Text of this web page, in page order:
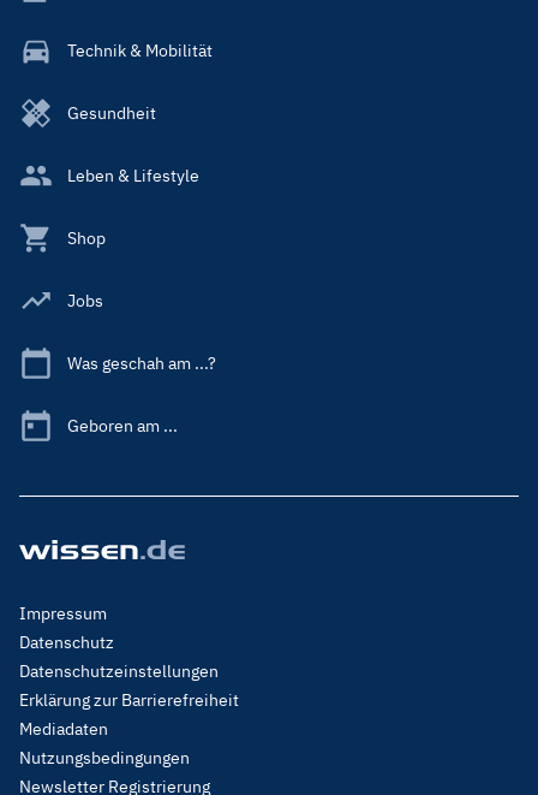
Technik & Mobilität
Gesundheit
Leben & Lifestyle
Shop
Jobs
Was geschah am ...?
Geboren am ...
Footer
Menu
Legal
Impressum
Datenschutz
Datenschutzeinstellungen
Erklärung zur Barrierefreiheit
Mediadaten
Nutzungsbedingungen
Newsletter Registrierung